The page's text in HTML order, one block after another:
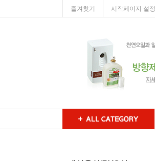
즐겨찾기 시작페이지 설정